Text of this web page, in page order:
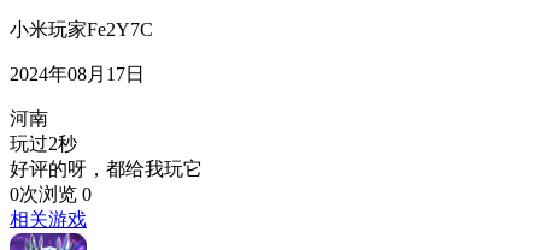
小米玩家Fe2Y7C
2024年08月17日
河南
玩过2秒
好评的呀，都给我玩它
0次浏览 0
相关游戏